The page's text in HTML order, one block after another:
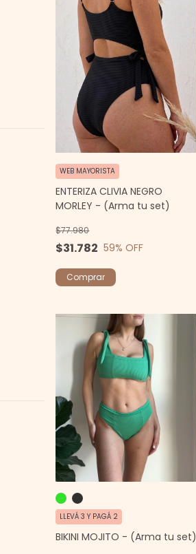
ENTERIZA CLIVIA NEGRO
MORLEY - (Arma tu set)
$31.782
$77.980
59% OFF
WEB MAYORISTA
Comprar
BIKINI MOJITO - (Arma tu set)
LLEVÁ 3 Y PAGÁ 2